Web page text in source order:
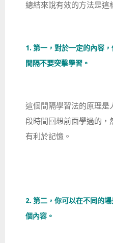
總結來說有效的方法是這
1. 第一，對於一定的內容
間隔不要突擊學習。
這個間隔學習法的原理是
段時間回想前面學過的，
有利於記憶。
2. 第二，你可以在不同的
個內容。